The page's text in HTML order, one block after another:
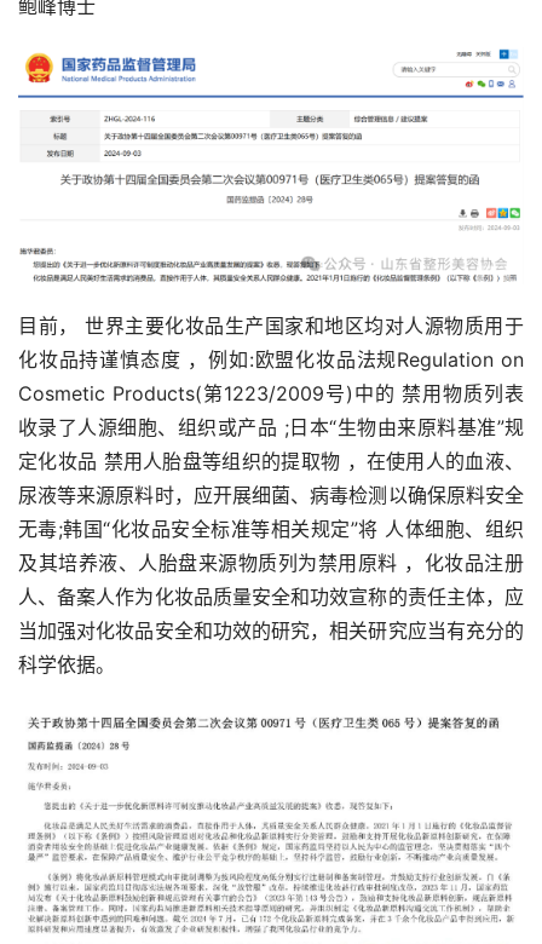
鲍峰博士
目前， 世界主要化妆品生产国家和地区均对人源物质用于
化妆品持谨慎态度 ，例如:欧盟化妆品法规Regulation on
Cosmetic Products(第1223/2009号)中的 禁用物质列表
收录了人源细胞、组织或产品 ;日本“生物由来原料基准”规
定化妆品 禁用人胎盘等组织的提取物 ，在使用人的血液、
尿液等来源原料时，应开展细菌、病毒检测以确保原料安全
无毒;韩国“化妆品安全标准等相关规定”将 人体细胞、组织
及其培养液、人胎盘来源物质列为禁用原料 ，化妆品注册
人、备案人作为化妆品质量安全和功效宣称的责任主体，应
当加强对化妆品安全和功效的研究，相关研究应当有充分的
科学依据。